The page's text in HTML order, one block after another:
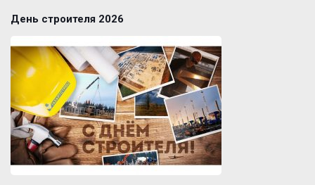
День строителя 2026